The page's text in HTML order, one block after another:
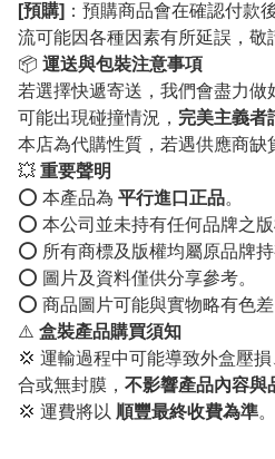
[預購] ：預購商品會在確認付款
流可能因各種因素有所延誤，敬
📦 運送與包裝注意事項
若選擇快遞寄送，我們會盡力做
可能出現碰撞情況， 完美主義者
本店為代購性質，若遇供應商缺
💥 重要聲明
⭕️ 本產品為 平行進口正品。
⭕️ 本公司並未持有任何品牌之版
⭕️ 所有商標及版權均屬原品牌持
⭕️ 圖片及資料僅供分享參考。
⭕️ 商品圖片可能與實物略有色差
⚠️ 盒裝產品購買須知
💢 運輸過程中可能導致外盒壓
合或無封膜， 不影響產品內容與
💢 運費將以 順豐最終收費為準。